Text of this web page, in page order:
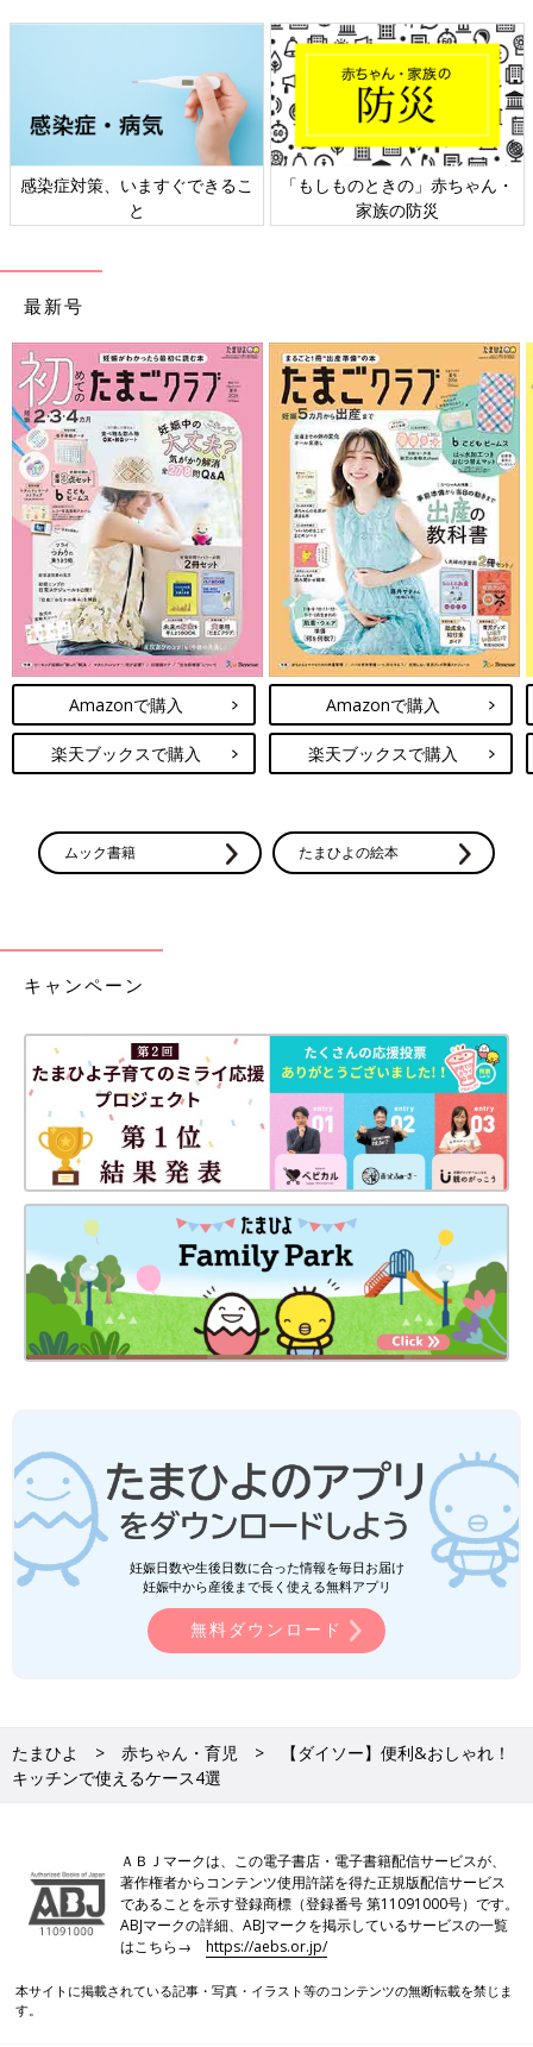
しものときの」赤ちゃん・
家族の防災
日本外来小児科学会リーフレッ
ト検討会
六
最新号
Amazonで購入
楽天ブックスで購入
Amazonで購入
楽天ブックスで購入
ムック書籍 たまひよの絵本
キャンペーン
妊娠日数や生後日数に合った情報を毎日お届け
妊娠中から産後まで長く使える無料アプリ
無料ダウンロード
たまひよ 赤ちゃん・育児
【ダイソー】便利&おしゃれ！
キッチンで使えるケース4選
ＡＢＪマークは、この電子書店・電子書籍配信サービスが、
著作権者からコンテンツ使用許諾を得た正規版配信サービス
であることを示す登録商標（登録番号 第11091000号）です。
ABJマークの詳細、ABJマークを掲示しているサービスの一覧
はこちら→https://aebs.or.jp/
本サイトに掲載されている記事・写真・イラスト等のコンテンツの無断転載を禁じま
す。